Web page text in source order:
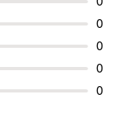
0
0
0
0